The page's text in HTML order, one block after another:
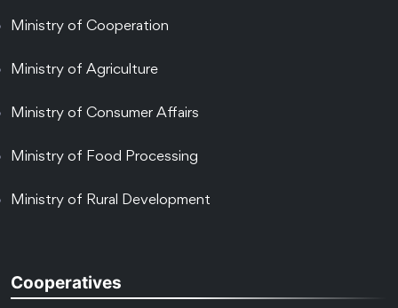
Ministry of Cooperation
Ministry of Agriculture
Ministry of Consumer Affairs
Ministry of Food Processing
Ministry of Rural Development
Cooperatives